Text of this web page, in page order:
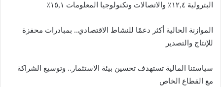
البترولية ١٢,٤٪ والاتصالات وتكنولوجيا المعلومات ١٥,١٪
الموازنة الحالية أكثر دعمًا للنشاط الاقتصادي.. بمبادرات محفزة
للإنتاج والتصدير
سياستنا المالية تستهدف تحسين بيئة الاستثمار.. وتوسيع الشراكة
مع القطاع الخاص